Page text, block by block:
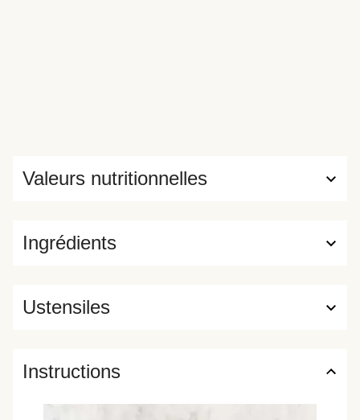
Ingrédients
Valeurs nutritionnelles
Ustensiles
Instructions